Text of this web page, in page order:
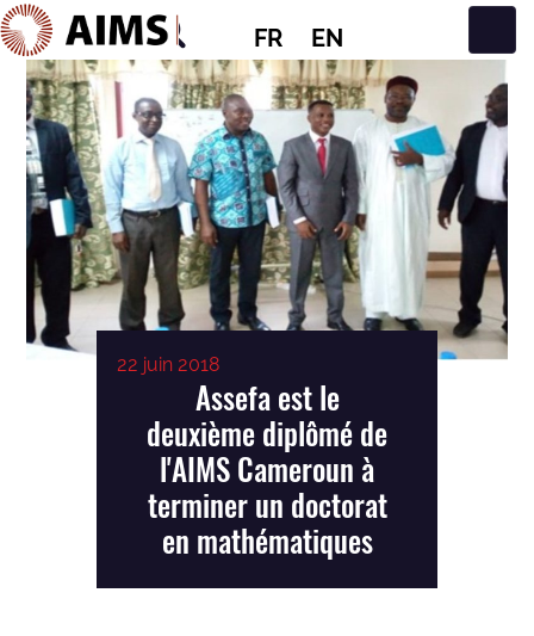
FR EN
Navigation principale
22 juin 2018
Assefa est le
deuxième diplômé de
l'AIMS Cameroun à
terminer un doctorat
en mathématiques